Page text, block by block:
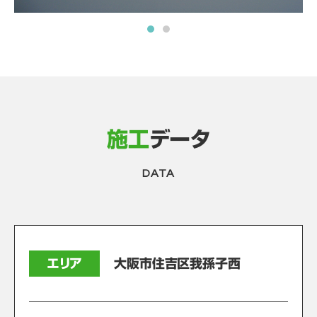
施工データ
DATA
エリア 大阪市住吉区我孫子西